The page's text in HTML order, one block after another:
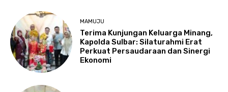
MAMUJU
Terima Kunjungan Keluarga Minang,
Kapolda Sulbar: Silaturahmi Erat
Perkuat Persaudaraan dan Sinergi
Ekonomi